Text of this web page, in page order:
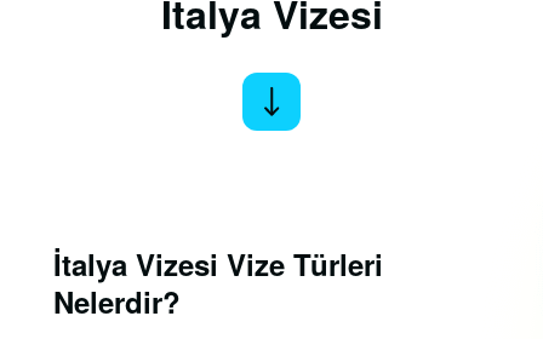
İtalya Vizesi
İtalya Vizesi Vize Türleri
Nelerdir?